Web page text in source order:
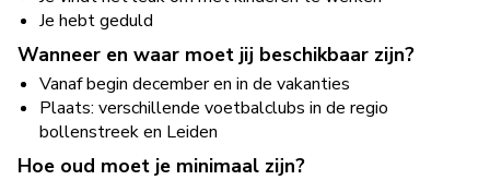
Je hebt geduld
Wanneer en waar moet jij beschikbaar zijn?
Vanaf begin december en in de vakanties
Plaats: verschillende voetbalclubs in de regio
bollenstreek en Leiden
Hoe oud moet je minimaal zijn?